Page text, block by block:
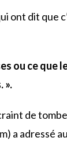
ont dit que
ou ce que
».
de
a adressé